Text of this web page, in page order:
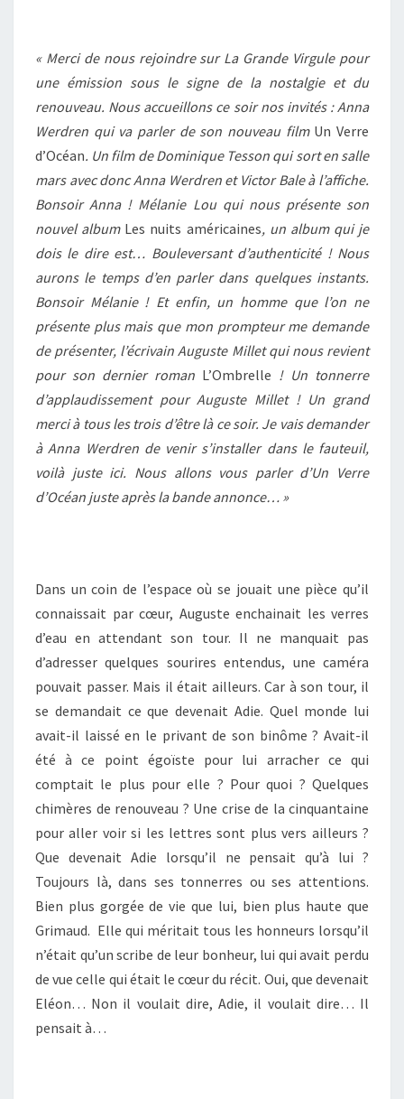
« Merci de nous rejoindre sur La Grande Virgule pour
une émission sous le signe de la nostalgie et du
renouveau. Nous accueillons ce soir nos invités : Anna
Werdren qui va parler de son nouveau film Un Verre
d’Océan. Un film de Dominique Tesson qui sort en salle
mars avec donc Anna Werdren et Victor Bale à l’affiche.
Bonsoir Anna ! Mélanie Lou qui nous présente son
nouvel album Les nuits américaines, un album qui je
dois le dire est… Bouleversant d’authenticité ! Nous
aurons le temps d’en parler dans quelques instants.
Bonsoir Mélanie ! Et enfin, un homme que l’on ne
présente plus mais que mon prompteur me demande
de présenter, l’écrivain Auguste Millet qui nous revient
pour son dernier roman L’Ombrelle ! Un tonnerre
d’applaudissement pour Auguste Millet ! Un grand
merci à tous les trois d’être là ce soir. Je vais demander
à Anna Werdren de venir s’installer dans le fauteuil,
voilà juste ici. Nous allons vous parler d’Un Verre
d’Océan juste après la bande annonce… »
Dans un coin de l’espace où se jouait une pièce qu’il
connaissait par cœur, Auguste enchainait les verres
d’eau en attendant son tour. Il ne manquait pas
d’adresser quelques sourires entendus, une caméra
pouvait passer. Mais il était ailleurs. Car à son tour, il
se demandait ce que devenait Adie. Quel monde lui
avait-il laissé en le privant de son binôme ? Avait-il
été à ce point égoïste pour lui arracher ce qui
comptait le plus pour elle ? Pour quoi ? Quelques
chimères de renouveau ? Une crise de la cinquantaine
pour aller voir si les lettres sont plus vers ailleurs ?
Que devenait Adie lorsqu’il ne pensait qu’à lui ?
Toujours là, dans ses tonnerres ou ses attentions.
Bien plus gorgée de vie que lui, bien plus haute que
Grimaud. Elle qui méritait tous les honneurs lorsqu’il
n’était qu’un scribe de leur bonheur, lui qui avait perdu
de vue celle qui était le cœur du récit. Oui, que devenait
Eléon… Non il voulait dire, Adie, il voulait dire… Il
pensait à…